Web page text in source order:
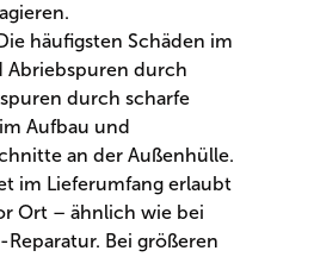
häufigsten Schäden im
Abriebspuren durch
durch scharfe
Aufbau und
an der Außenhülle.
im Lieferumfang erlaubt
Ort – ähnlich wie bei
Bei größeren